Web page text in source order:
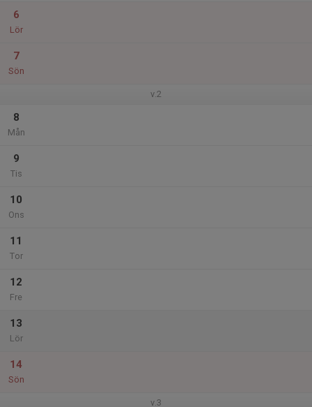
6
Lör
7
Sön
v.2
8
Mån
9
Tis
10
Ons
11
Tor
12
Fre
13
Lör
14
Sön
v.3